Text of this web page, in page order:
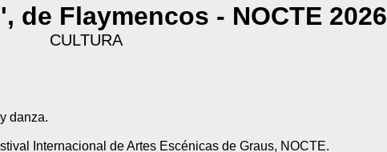
de Flaymencos - NOCTE 2026
CULTURA
danza.
Internacional de Artes Escénicas de Graus, NOCTE.